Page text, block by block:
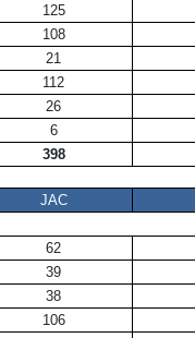
125
108
21
112
26
6
398
JAC
62
39
38
106